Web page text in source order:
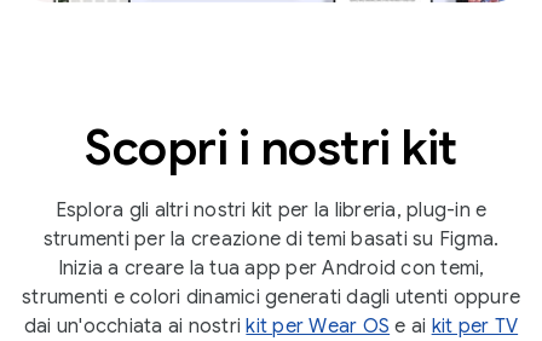
Scopri i nostri kit
Esplora gli altri nostri kit per la libreria, plug-in e
strumenti per la creazione di temi basati su Figma.
Inizia a creare la tua app per Android con temi,
strumenti e colori dinamici generati dagli utenti oppure
dai un'occhiata ai nostrikit per Wear OS e ai kit per TV